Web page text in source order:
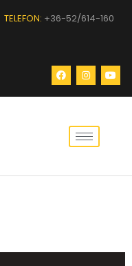
TELEFON: +36-52/614-160